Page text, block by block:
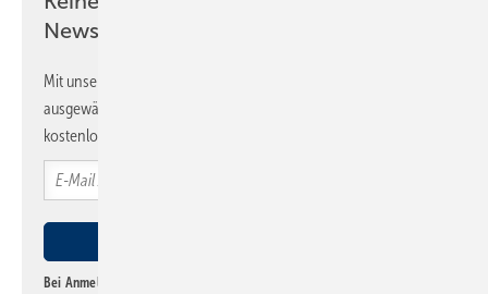
Newsletter!
Mit unserem Newsletter erhalten Sie regelmäßig von uns
ausgewählte Informationen und Neuigkeiten, gebündelt und
kostenlos direkt ins Postfach.
Bei Anmeldung zu diesem Newsletter bin ich damit einverstanden, über